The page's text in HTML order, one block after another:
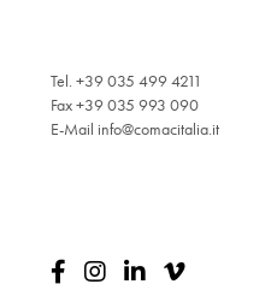
Tel. +39 035 499 4211
Fax +39 035 993 090
E-Mail info@comacitalia.it